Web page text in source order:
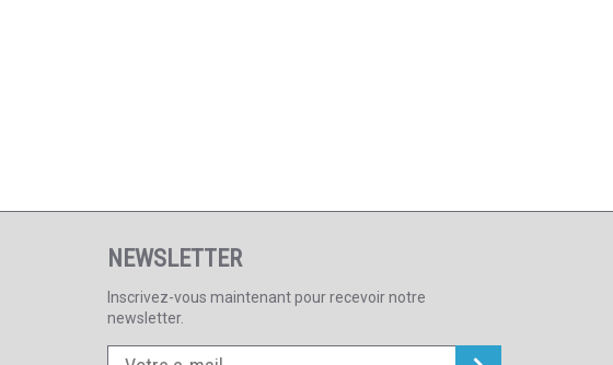
NEWSLETTER
Inscrivez-vous maintenant pour recevoir notre
newsletter.